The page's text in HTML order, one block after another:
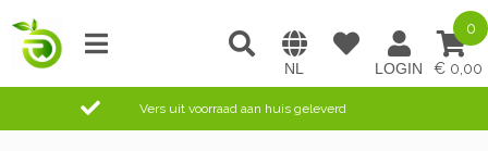
0,00
0
Vers uit voorraad aan huis geleverd